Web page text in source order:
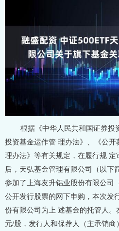
根据《中华人民共和国证券投
投资基金运作管 理办法》、《公
理办法》等有关规定，在履行规
后，天弘基金管理有限公司（以下
参加了上海友升铝业股份有限公司
公开发行股票的网下申购，本次发
份有限公司为上 述基金的托管人
元/股，发行人和保荐人（主承销